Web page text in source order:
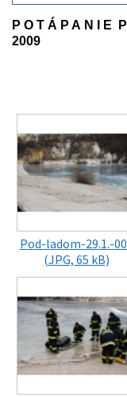
P O T Á P A N I E
2009
Pod-ladom-29.1.-
(JPG, 65 kB)